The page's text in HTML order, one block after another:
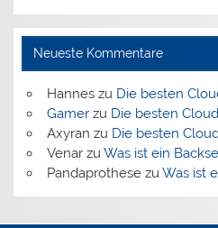
Neueste Kommentare
Hanneszu Die besten
Gamerzu Die besten
Axyran zu Die besten
Venarzu Was ist ein
Pandaprothesezu Was ist